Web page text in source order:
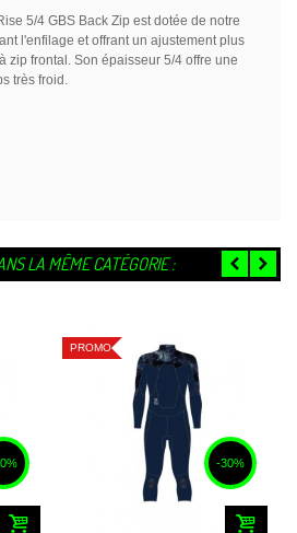
5/4 GBS Back Zip est dotée de notre
l'enfilage et offrant un ajustement plus
zip frontal. Son épaisseur 5/4 offre une
très froid.
LA MÊME CATÉGORIE :
PROMO
-30%